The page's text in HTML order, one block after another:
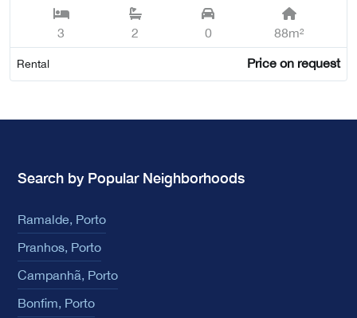
3 2 0 88m²
Rental Price on request
Search by Popular Neighborhoods
Ramalde, Porto
Pranhos, Porto
Campanhã, Porto
Bonfim, Porto